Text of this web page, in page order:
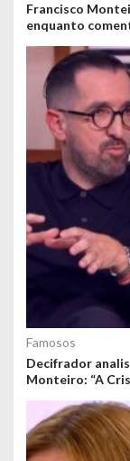
Francisco
enquanto
Famosos
Decifrador
Monteiro: “A